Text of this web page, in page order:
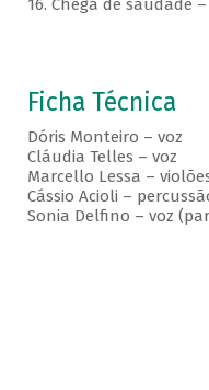
16. Chega de saudade
Ficha Técnica
Dóris Monteiro – voz
Cláudia Telles – voz
Marcello Lessa –
Cássio Acioli –
Sonia Delfino – voz